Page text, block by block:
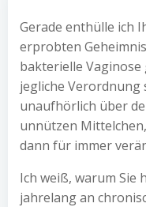
Gerade enthülle ich
erprobten
bakterielle
jegliche Verordnung
unaufhörlich über
unnützen
dann für immer
Ich weiß, warum Sie
jahrelang an